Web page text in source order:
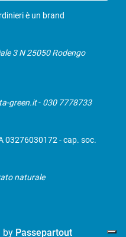
è un brand
3 N 25050 Rodengo
green.it- 030 7778733
03276030172 - cap. soc.
naturale
by Passepartout